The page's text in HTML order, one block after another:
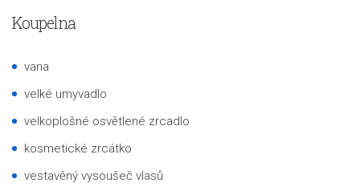
Koupelna
vana
velké umyvadlo
velkoplošné osvětlené zrcadlo
kosmetické zrcátko
vestavěný vysoušeč vlasů